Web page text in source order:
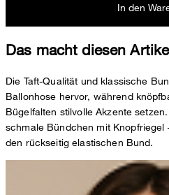
In den
Das macht diesen
Die Taft-Qualität und klassische
Ballonhose hervor, während
Bügelfalten stilvolle Akzente
schmale Bündchen mit Knopfriegel
den rückseitig elastischen Bund.